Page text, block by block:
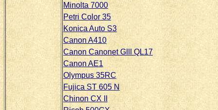
Minolta 7000
Petri Color 35
Konica Auto S3
Canon A410
Canon Canonet GIII QL17
Canon AE1
Olympus 35RC
Fujica ST 605 N
Chinon CX II